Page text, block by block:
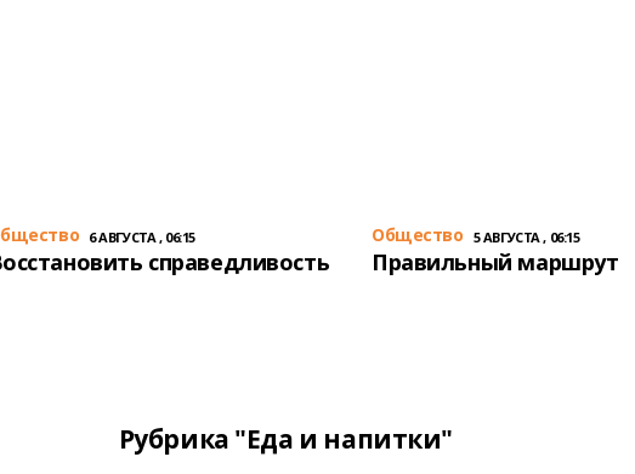
6 АВГУСТА , 06:15
справедливость
Общество 5 АВГУСТА , 06:15
Правильный маршрут
Рубрика "Еда и напитки"